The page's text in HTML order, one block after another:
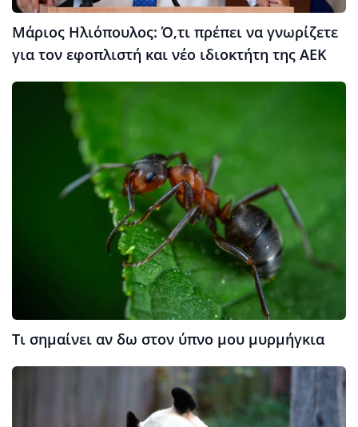
Μάριος Ηλιόπουλος: Ό,τι πρέπει να γνωρίζετε
για τον εφοπλιστή και νέο ιδιοκτήτη της ΑΕΚ
Τι σημαίνει αν δω στον ύπνο μου μυρμήγκια